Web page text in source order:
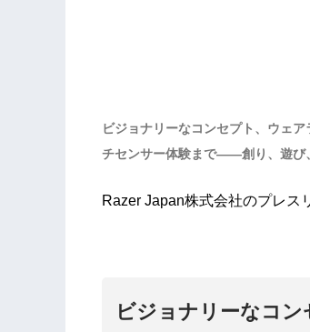
ビジョナリーなコンセプト、ウェ
チセンサー体験まで――創り、遊び
Razer Japan株式会社のプレス
ビジョナリーなコ